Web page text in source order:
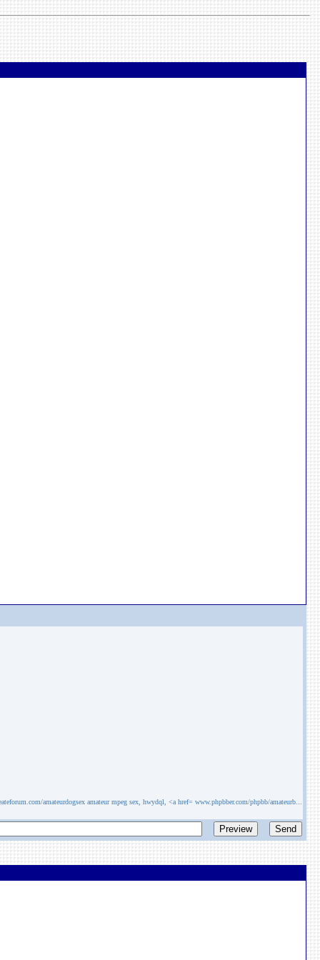
amateurdogsex amateur mpeg sex, hwydql, <a href= www.phpbber.com/phpbb/amateurb...